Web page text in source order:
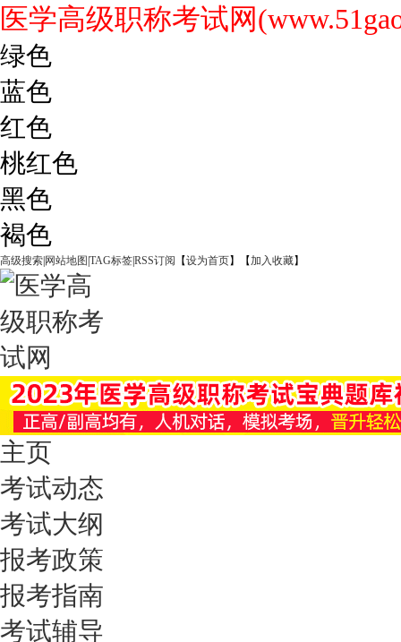
医学高级职称考试网
绿色
蓝色
红色
桃红色
黑色
褐色
高级搜索 网站地图 TAG标签RSS订阅 【设为首页】【加入收藏】
主页
考试动态
考试大纲
报考政策
报考指南
考试辅导